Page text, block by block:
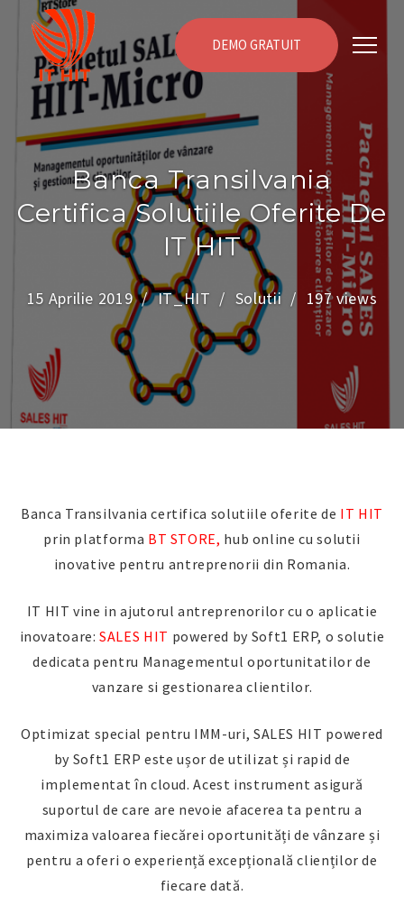
DEMO GRATUIT
Banca Transilvania
Certifica Solutiile Oferite De
IT HIT
15 Aprilie 2019 IT_HIT Solutii 197 views
Banca Transilvania certifica solutiile oferite de IT HIT
prin platforma BT STORE, hub online cu solutii
inovative pentru antreprenorii din Romania.
IT HIT vine in ajutorul antreprenorilor cu o aplicatie
inovatoare:SALES HIT powered by Soft1 ERP, o solutie
dedicata pentru Managementul oportunitatilor de
vanzare si gestionarea clientilor.
Optimizat special pentru IMM-uri, SALES HIT powered
by Soft1 ERP este ușor de utilizat și rapid de
implementat în cloud. Acest instrument asigură
suportul de care are nevoie afacerea ta pentru a
maximiza valoarea fiecărei oportunități de vânzare și
pentru a oferi o experiență excepțională clienților de
fiecare dată.